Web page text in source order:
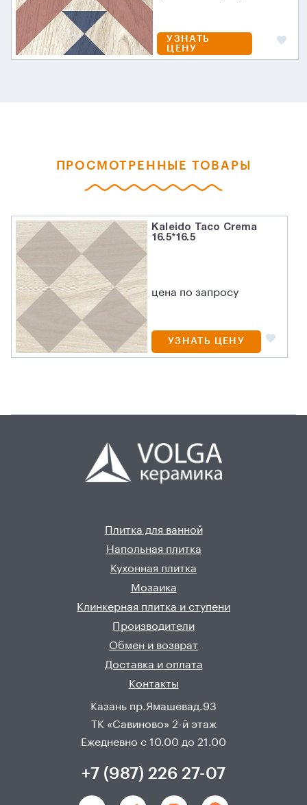
УЗНАТЬ
ЦЕНУ
ПРОСМОТРЕННЫЕ ТОВАРЫ
Kaleido Taco Crema
16.5*16.5
цена по запросу
УЗНАТЬ ЦЕНУ
Плитка для ванной
Напольная плитка
Кухонная плитка
Мозаика
Клинкерная плитка и ступени
Производители
Обмен и возврат
Доставка и оплата
Контакты
Казань пр.Ямашевад.93
ТК «Савиново» 2-й этаж
Ежедневно с 10.00 до 21.00
+7 (987) 226 27-07